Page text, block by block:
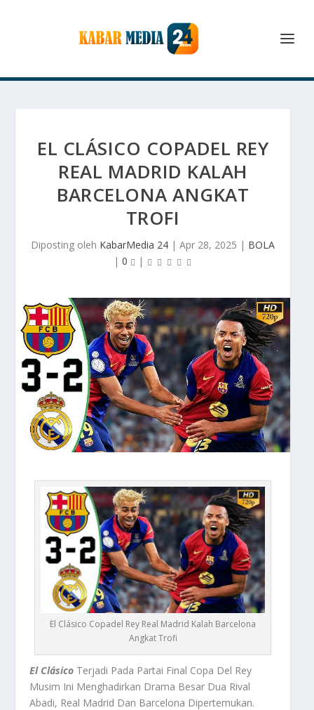
EL CLÁSICO COPADEL REY
REAL MADRID KALAH
BARCELONA ANGKAT
TROFI
Diposting oleh KabarMedia 24 | Apr 28, 2025 | BOLA
| 0 |
El Clásico Copadel Rey Real Madrid Kalah Barcelona
Angkat Trofi
El Clásico Terjadi Pada Partai Final Copa Del Rey
Musim Ini Menghadirkan Drama Besar Dua Rival
Abadi, Real Madrid Dan Barcelona Dipertemukan.